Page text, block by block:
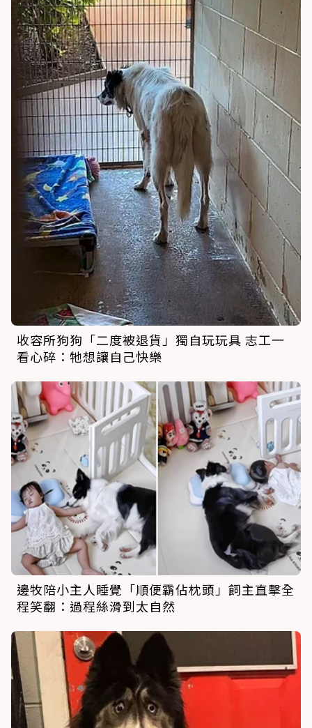
收容所狗狗「二度被退貨」獨自玩玩具 志工一
看心碎：牠想讓自己快樂
邊牧陪小主人睡覺「順便霸佔枕頭」飼主直擊全
程笑翻：過程絲滑到太自然